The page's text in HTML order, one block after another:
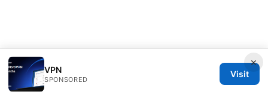
×
VPN
SPONSORED
Visit